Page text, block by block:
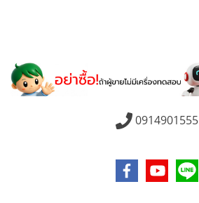
0914901555